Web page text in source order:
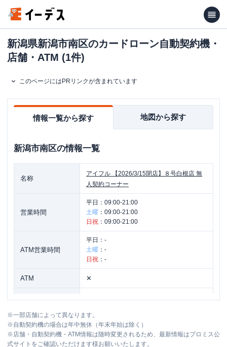
新潟県新潟市南区のカードローン自動契約機・
店舗・ATM (1件)
このページにはPRリンクが含まれています
情報一覧から探す 地図から探す
新潟市南区の情報一覧
名称
アイフル
【2026/3/15閉店】８号白根店 無
人契約コーナー
営業時間
平日： 09:00-21:00
土曜 ： 09:00-21:00
日祝 ： 09:00-21:00
ATM営業時間
平日： -
土曜 ： -
日祝 ： -
ATM ✕
住所
新潟県新潟市南区鰺潟字四反田６３８－
３
※一部店舗によって異なります。
※自動契約機の場合は年中無休（年末年始は除く）
※店舗・自動契約機・ATM情報は随時変更されるため、最新情報はプロミス公
式サイトをご確認いただけます様お願いいたします。